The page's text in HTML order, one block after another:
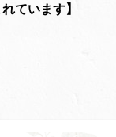
ています】